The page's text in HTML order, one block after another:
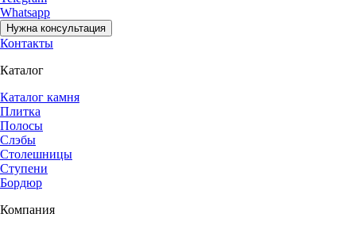
Whatsapp
Нужна консультация
Контакты
Каталог
Каталог камня
Плитка
Полосы
Слэбы
Столешницы
Ступени
Бордюр
Компания